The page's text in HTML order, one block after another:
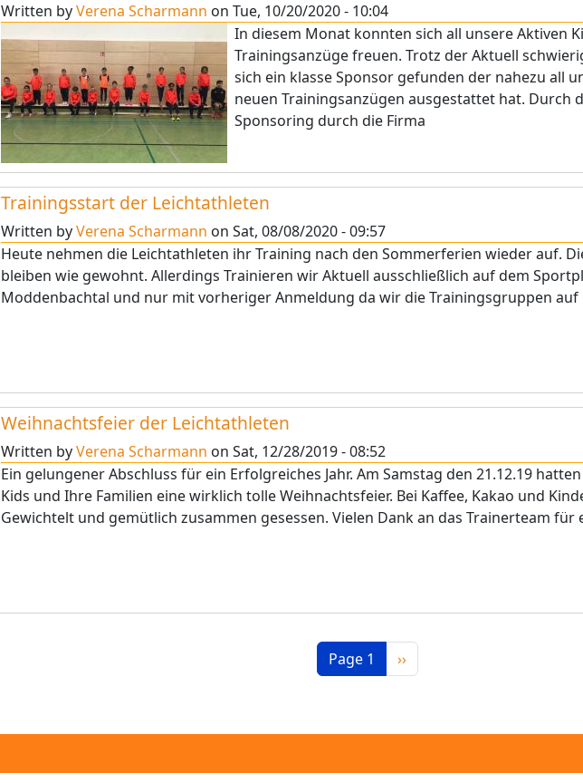
Written byVerena Scharmann on Tue, 10/20/2020 - 10:04
In diesem Monat konnten sich all unsere Aktiven
Trainingsanzüge freuen. Trotz der Aktuell
sich ein klasse Sponsor gefunden der nahezu all
neuen Trainingsanzügen ausgestattet hat. Durch
Sponsoring durch die Firma
Trainingsstart der Leichtathleten
Written byVerena Scharmann on Sat, 08/08/2020 - 09:57
Heute nehmen die Leichtathleten ihr Training nach den Sommerferien wieder auf.
bleiben wie gewohnt. Allerdings Trainieren wir Aktuell ausschließlich auf dem
Moddenbachtal und nur mit vorheriger Anmeldung da wir die Trainingsgruppen auf
Weihnachtsfeier der Leichtathleten
Written byVerena Scharmann on Sat, 12/28/2019 - 08:52
Ein gelungener Abschluss für ein Erfolgreiches Jahr. Am Samstag den 21.12.19
Kids und Ihre Familien eine wirklich tolle Weihnachtsfeier. Bei Kaffee, Kakao und
Gewichtelt und gemütlich zusammen gesessen. Vielen Dank an das Trainerteam für
Page 1 Next page
››